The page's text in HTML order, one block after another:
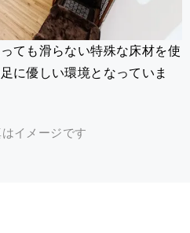
ても滑らない特殊な床材を使
に優しい環境となっていま
イメージです